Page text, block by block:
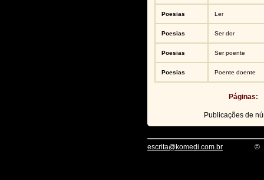
Poesias Ler
Poesias Ser dor
Poesias Ser poente
Poesias Poente doente
Páginas:
Publicações de
escrita@komedi.com.br ©